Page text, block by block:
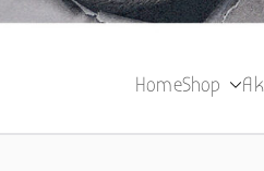
HomeShop